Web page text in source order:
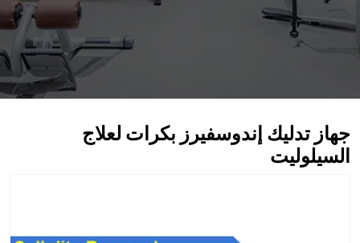
جهاز تدليك إندوسفيرز بكرات لعلاج
السيلوليت